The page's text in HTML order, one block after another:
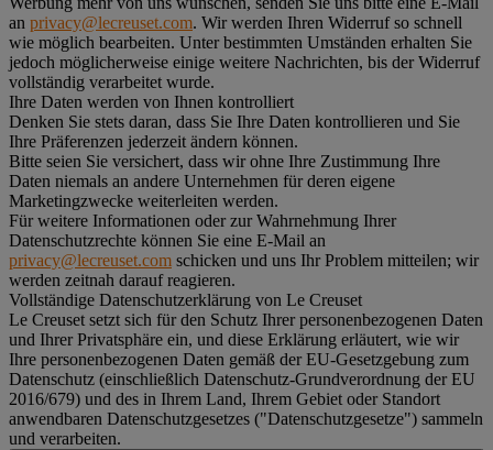
an privacy@lecreuset.com. Wir werden Ihren Widerruf so schnell
wie möglich bearbeiten. Unter bestimmten Umständen erhalten Sie
jedoch möglicherweise einige weitere Nachrichten, bis der Widerruf
vollständig verarbeitet wurde.
Ihre Daten werden von Ihnen kontrolliert
Denken Sie stets daran, dass Sie Ihre Daten kontrollieren und Sie
Ihre Präferenzen jederzeit ändern können.
Bitte seien Sie versichert, dass wir ohne Ihre Zustimmung Ihre
Daten niemals an andere Unternehmen für deren eigene
Marketingzwecke weiterleiten werden.
Für weitere Informationen oder zur Wahrnehmung Ihrer
Datenschutzrechte können Sie eine E-Mail an
privacy@lecreuset.com schicken und uns Ihr Problem mitteilen; wir
werden zeitnah darauf reagieren.
Vollständige Datenschutzerklärung von Le Creuset
Le Creuset setzt sich für den Schutz Ihrer personenbezogenen Daten
und Ihrer Privatsphäre ein, und diese Erklärung erläutert, wie wir
Ihre personenbezogenen Daten gemäß der EU-Gesetzgebung zum
Datenschutz (einschließlich Datenschutz-Grundverordnung der EU
2016/679) und des in Ihrem Land, Ihrem Gebiet oder Standort
anwendbaren Datenschutzgesetzes ("Datenschutzgesetze") sammeln
und verarbeiten.